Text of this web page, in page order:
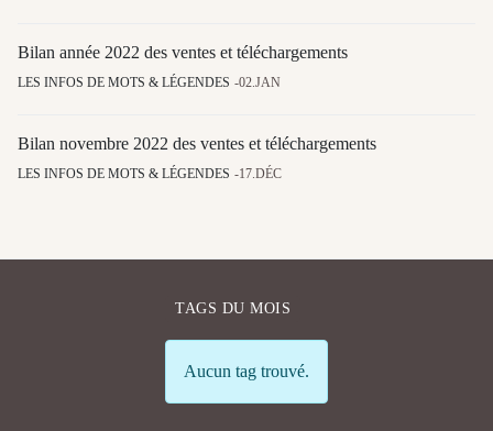
Bilan année 2022 des ventes et téléchargements
LES INFOS DE MOTS & LÉGENDES 02.JAN
Bilan novembre 2022 des ventes et téléchargements
LES INFOS DE MOTS & LÉGENDES 17.DÉC
TAGS DU MOIS
Info
Aucun tag trouvé.